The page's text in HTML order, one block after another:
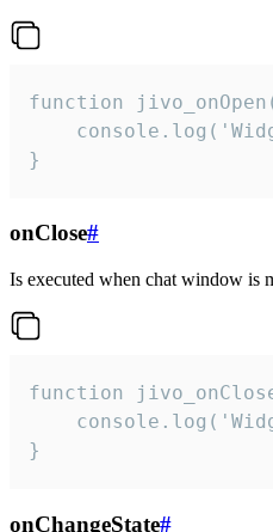
function
}
onClose#
Is executed when chat window is
function
}
onChangeState#